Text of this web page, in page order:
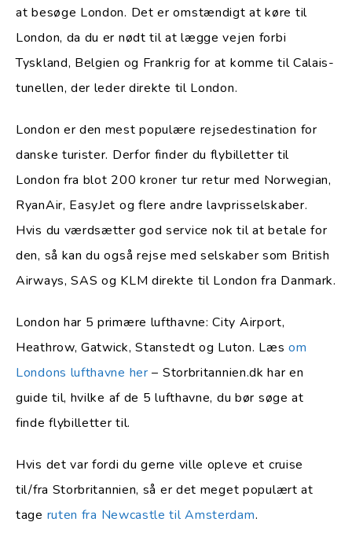
at besøge London. Det er omstændigt at køre til
London, da du er nødt til at lægge vejen forbi
Tyskland, Belgien og Frankrig for at komme til Calais-
tunellen, der leder direkte til London.
London er den mest populære rejsedestination for
danske turister. Derfor finder du flybilletter til
London fra blot 200 kroner tur retur med Norwegian,
RyanAir, EasyJet og flere andre lavprisselskaber.
Hvis du værdsætter god service nok til at betale for
den, så kan du også rejse med selskaber som British
Airways, SAS og KLM direkte til London fra Danmark.
London har 5 primære lufthavne: City Airport,
Heathrow, Gatwick, Stanstedt og Luton. Læsom
Londons lufthavne her – Storbritannien.dk har en
guide til, hvilke af de 5 lufthavne, du bør søge at
finde flybilletter til.
Hvis det var fordi du gerne ville opleve et cruise
til/fra Storbritannien, så er det meget populært at
tage ruten fra Newcastle til Amsterdam.